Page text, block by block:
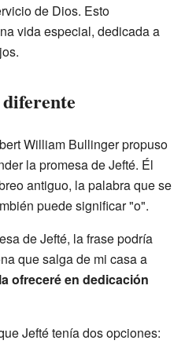
de Dios. Esto
vida especial, dedicada a
William Bullinger propuso
la promesa de Jefté. Él
antiguo, la palabra que se
puede significar "o".
de Jefté, la frase podría
que salga de mi casa a
la ofreceré en dedicación
Jefté tenía dos opciones: